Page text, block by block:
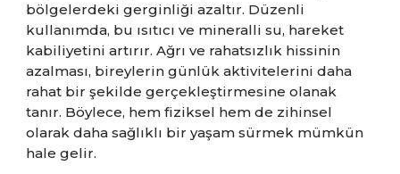
bölgelerdeki gerginliği azaltır. Düzenli
kullanımda, bu ısıtıcı ve mineralli su, hareket
kabiliyetini artırır. Ağrı ve rahatsızlık hissinin
azalması, bireylerin günlük aktivitelerini daha
rahat bir şekilde gerçekleştirmesine olanak
tanır. Böylece, hem fiziksel hem de zihinsel
olarak daha sağlıklı bir yaşam sürmek mümkün
hale gelir.